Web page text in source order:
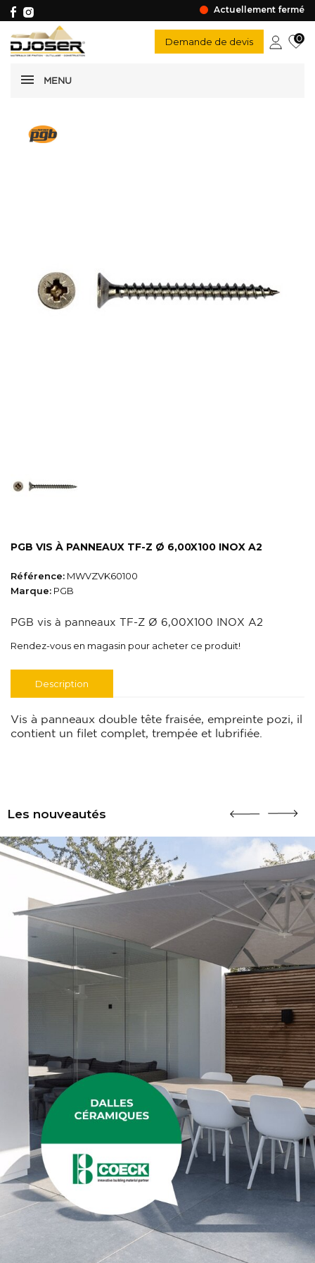
Actuellement fermé
MENU
Demande de devis 0
PGB VIS À PANNEAUX TF-Z Ø 6,00X100 INOX A2
Référence: MWVZVK60100
Marque: PGB
PGB vis à panneaux TF-Z Ø 6,00X100 INOX A2
Rendez-vous en magasin pour acheter ce produit!
Description
Vis à panneaux double tête fraisée, empreinte pozi, il
contient un filet complet, trempée et lubrifiée.
Les nouveautés